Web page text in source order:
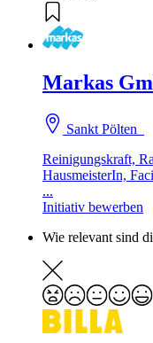
Markas
Sankt Pölten
Reinigungskraft,
HausmeisterIn,
...
Initiativ bewerben
Wie relevant sind